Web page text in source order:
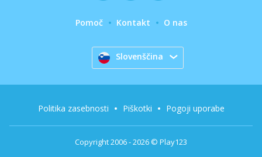
Pomoč Kontakt O nas
Slovenščina
Copyright 2006 - 2026 © Play123
Politika zasebnosti Piškotki Pogoji uporabe